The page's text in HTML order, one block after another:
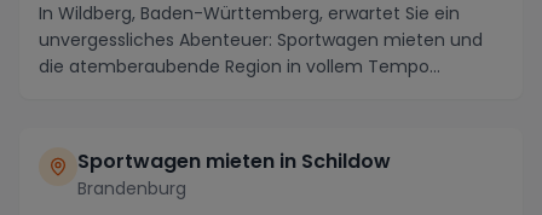
In Wildberg, Baden-Württemberg, erwartet Sie ein
unvergessliches Abenteuer: Sportwagen mieten und
die atemberaubende Region in vollem Tempo
Sportwagen mieten in Schildow
Brandenburg